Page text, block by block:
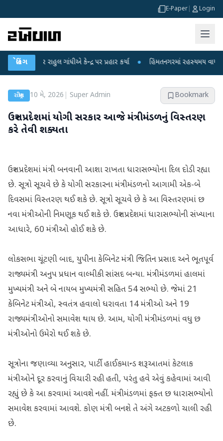
E-Paper Login
બ્રેકિંગ
પર રાહુલ ગાંધીએ કેન્દ્ર પર પ્રહાર કર્યા ● હિંમતનગરમાં રહસ્યમય વાયરસ કે
રાષ્ટ્રીય 10 મે, 2026 Super Admin Bookmark
ઉત્તર પ્રદેશમાં યોગી સરકાર આજે મંત્રીમંડળનું વિસ્તરણ
કરે તેવી શક્યતા
ઉત્તર પ્રદેશમાં મંત્રી બનવાની આશા રાખતા ધારાસભ્યોના દિલ દોડી રહ્યા
છે. સૂત્રો સૂચવે છે કે યોગી સરકારના મંત્રીમંડળનો આગામી એક-બે
દિવસમાં વિસ્તરણ થઈ શકે છે. સૂત્રો સૂચવે છે કે આ વિસ્તરણમાં છ
નવા મંત્રીઓની નિમણૂક થઈ શકે છે. ઉત્તર પ્રદેશમાં ધારાસભ્યોની સંખ્યાના
આધારે, 60 મંત્રીઓ હોઈ શકે છે.
લોકસભા ચૂંટણી બાદ, યુપીના કેબિનેટ મંત્રી જિતિન પ્રસાદ અને ભૂતપૂર્વ
રાજ્યમંત્રી અનુપ પ્રધાન વાલ્મીકી સાંસદ બન્યા. મંત્રીમંડળમાં હાલમાં
મુખ્યમંત્રી અને બે નાયબ મુખ્યમંત્રી સહિત 54 સભ્યો છે. જેમાં 21
કેબિનેટ મંત્રીઓ, સ્વતંત્ર હવાલો ધરાવતા 14 મંત્રીઓ અને 19
રાજ્યમંત્રીઓનો સમાવેશ થાય છે. આમ, યોગી મંત્રીમંડળમાં વધુ છ
મંત્રીઓનો ઉમેરો થઈ શકે છે.
સૂત્રોના જણાવ્યા અનુસાર, પાર્ટી હાઈકમાન્ડ શરૂઆતમાં કેટલાક
મંત્રીઓને દૂર કરવાનું વિચારી રહી હતી, પરંતુ હવે એવું કહેવામાં આવી
રહ્યું છે કે આ કરવામાં આવશે નહીં. મંત્રીમંડળમાં ફક્ત છ ધારાસભ્યોનો
સમાવેશ કરવામાં આવશે. કોણ મંત્રી બનશે તે અંગે અટકળો ચાલી રહી
છે.